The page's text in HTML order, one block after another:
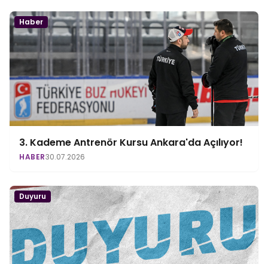
Haber
3. Kademe Antrenör Kursu Ankara'da Açılıyor!
HABER30.07.2026
Duyuru